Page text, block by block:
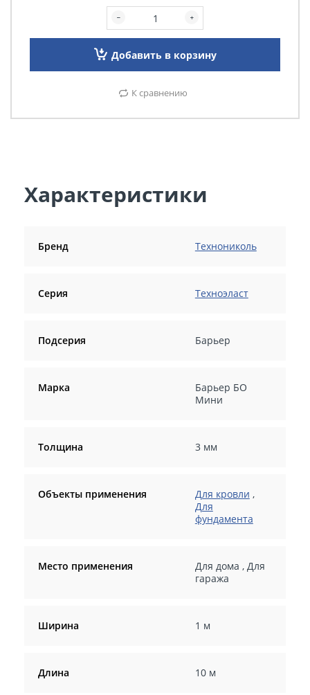
Добавить в корзину
К сравнению
Характеристики
Бренд Технониколь
Серия Техноэласт
Подсерия Барьер
Марка
Барьер БО
Мини
Толщина 3 мм
Объекты применения Для кровли ,
Для
фундамента
Место применения Для дома , Для
гаража
Ширина 1 м
Длина 10 м